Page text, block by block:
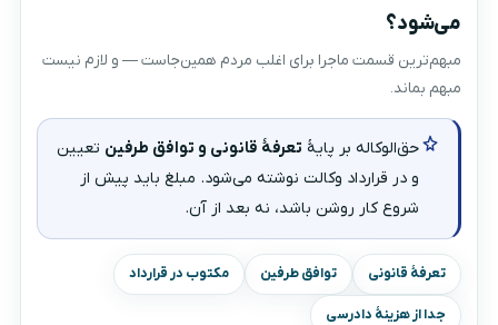
می‌شود؟
مبهم‌ترین قسمت ماجرا برای اغلب مردم همین‌جاست — و لازم نیست
مبهم بماند.
حق‌الوکاله بر پایهٔ تعرفهٔ قانونی و توافق طرفین تعیین
و در قرارداد وکالت نوشته می‌شود. مبلغ باید پیش از
شروع کار روشن باشد، نه بعد از آن.
تعرفهٔ قانونی توافق طرفین مکتوب در قرارداد
جدا از هزینهٔ دادرسی